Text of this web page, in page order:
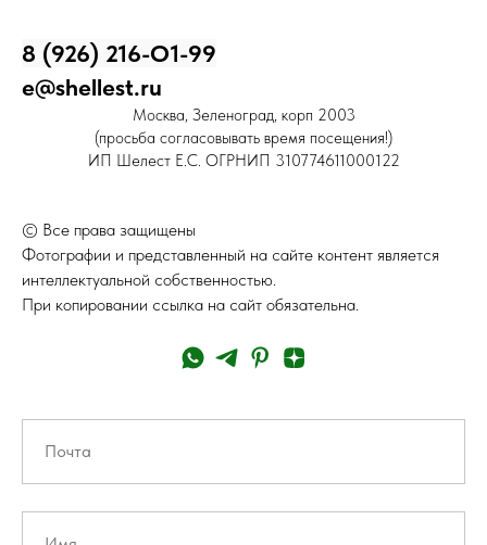
8 (926) 216-О1-99
e@shellest.ru
Москва, Зеленоград, корп 2003
(просьба согласовывать время посещения!)
ИП Шелест Е.С. ОГРНИП 310774611000122
© Все права защищены
Фотографии и представленный на сайте контент является
интеллектуальной собственностью.
При копировании ссылка на сайт обязательна.